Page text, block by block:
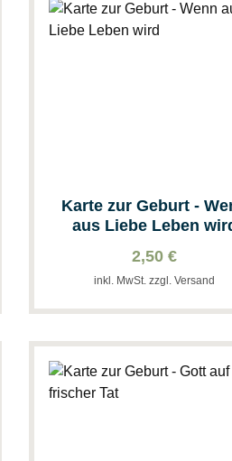
Karte zur Geburt -
aus Liebe Leben
2,50 €
inkl. MwSt. zzgl. Versand